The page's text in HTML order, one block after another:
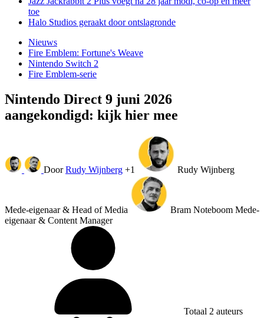
toe
Halo Studios geraakt door ontslagronde
Nieuws
Fire Emblem: Fortune's Weave
Nintendo Switch 2
Fire Emblem-serie
Nintendo Direct 9 juni 2026
aangekondigd: kijk hier mee
Door Rudy Wijnberg +1 Rudy Wijnberg
Mede-eigenaar & Head of Media Bram Noteboom Mede-
eigenaar & Content Manager
Totaal 2 auteurs